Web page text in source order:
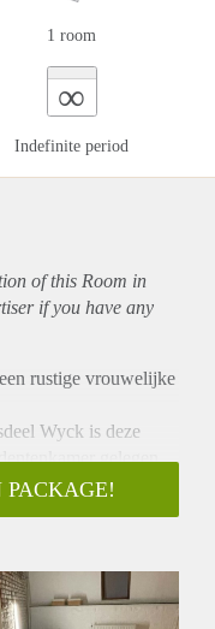
1 room
∞
Indefinite period
of this Room in
if you have any
rustige vrouwelijke
Wyck is deze
gelegen.
en beschikt over
en het toilet